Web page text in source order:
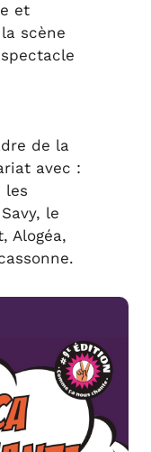
et
scène
de la
avec :
les
le
Alogéa,